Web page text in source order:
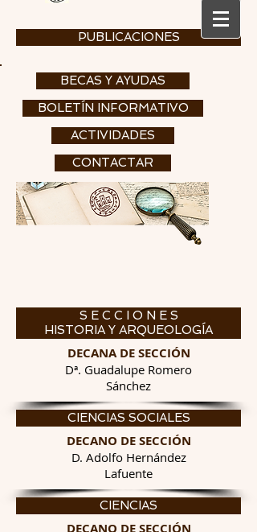
PUBLICACIONES
BECAS Y AYUDAS
BOLETÍN INFORMATIVO
ACTIVIDADES
CONTACTAR
S E C C I O N E S
HISTORIA Y ARQUEOLOGÍA
DECANA DE SECCIÓN
Dª. Guadalupe Romero
Sánchez
CIENCIAS SOCIALES
DECANO DE SECCIÓN
D. Adolfo Hernández
Lafuente
CIENCIAS
DECANO DE SECCIÓN